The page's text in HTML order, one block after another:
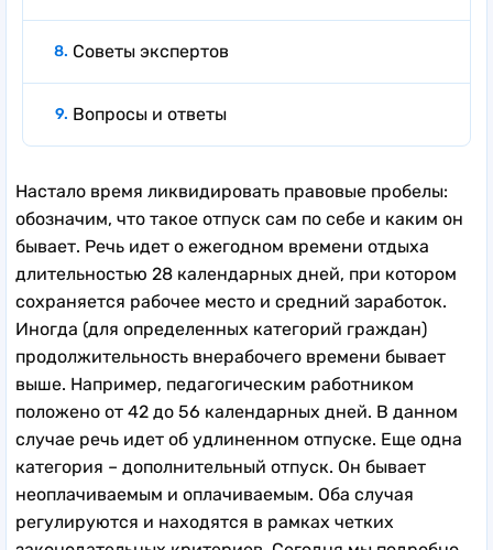
Советы экспертов
Вопросы и ответы
Настало время ликвидировать правовые пробелы:
обозначим, что такое отпуск сам по себе и каким он
бывает. Речь идет о ежегодном времени отдыха
длительностью 28 календарных дней, при котором
сохраняется рабочее место и средний заработок.
Иногда (для определенных категорий граждан)
продолжительность внерабочего времени бывает
выше. Например, педагогическим работником
положено от 42 до 56 календарных дней. В данном
случае речь идет об удлиненном отпуске. Еще одна
категория – дополнительный отпуск. Он бывает
неоплачиваемым и оплачиваемым. Оба случая
регулируются и находятся в рамках четких